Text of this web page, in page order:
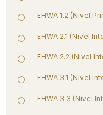
EHWA 1.2 (Nivel
EHWA 2.1 (Nivel
EHWA 2.2 (Nivel
EHWA 3.1 (Nivel
EHWA 3.3 (Nivel